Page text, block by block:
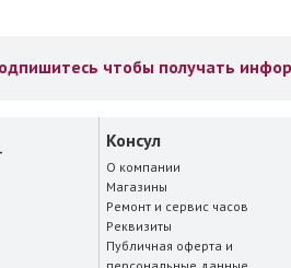
чтобы получать
Консул
О компании
Магазины
Ремонт и сервис часов
Реквизиты
Публичная оферта и